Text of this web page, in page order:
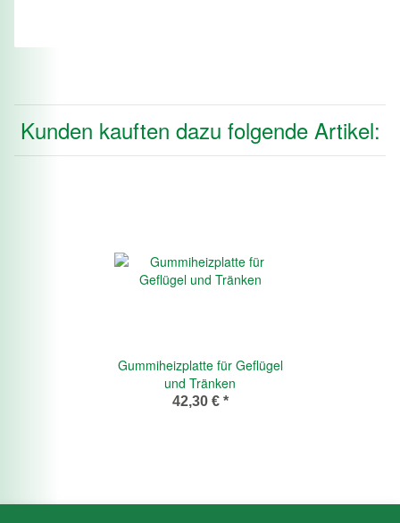
Kunden kauften dazu folgende Artikel:
Gummiheizplatte für Geflügel
und Tränken
42,30 € *